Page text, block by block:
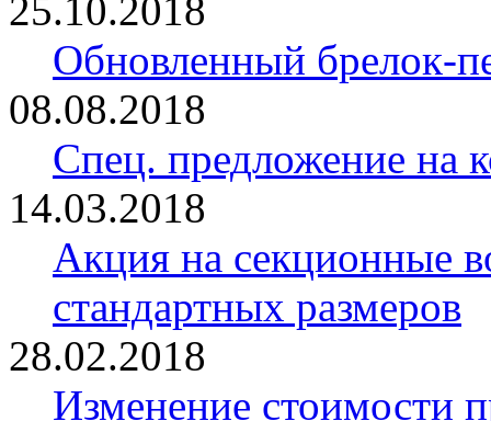
25.10.2018
Обновленный брелок-
08.08.2018
Спец. предложение на
14.03.2018
Акция на секционные
стандартных размеров
28.02.2018
Изменение стоимости